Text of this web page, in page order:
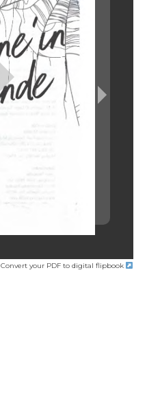
Convert your PDF to digital flipbook